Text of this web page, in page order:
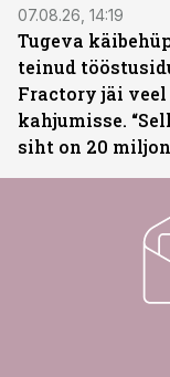
07.08.26, 14:19
Tugeva
teinud
Fractory jäi veel
kahjumisse.
siht on 20